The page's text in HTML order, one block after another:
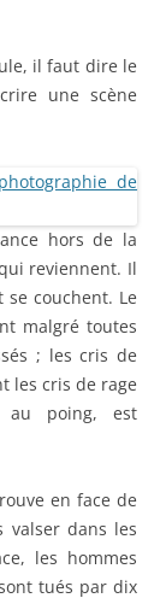
malgré toutes
les cris de rage
au poing, est
en face de
dans les
les hommes
tués par dix
: « Que fait-
se démène au
de folie :
à peine, le
crie : « Faites